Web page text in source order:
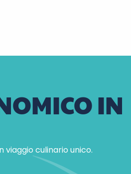
IN
culinario unico.